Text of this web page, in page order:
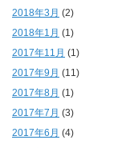
2018年3月 (2)
2018年1月 (1)
2017年11月 (1)
2017年9月 (11)
2017年8月 (1)
2017年7月 (3)
2017年6月 (4)